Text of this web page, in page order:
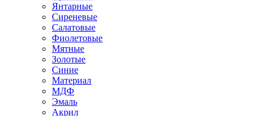
Янтарные
Сиреневые
Салатовые
Фиолетовые
Мятные
Золотые
Синие
Материал
МДФ
Эмаль
Акрил